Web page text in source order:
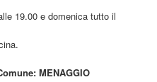
19.00 e domenica tutto il
MENAGGIO